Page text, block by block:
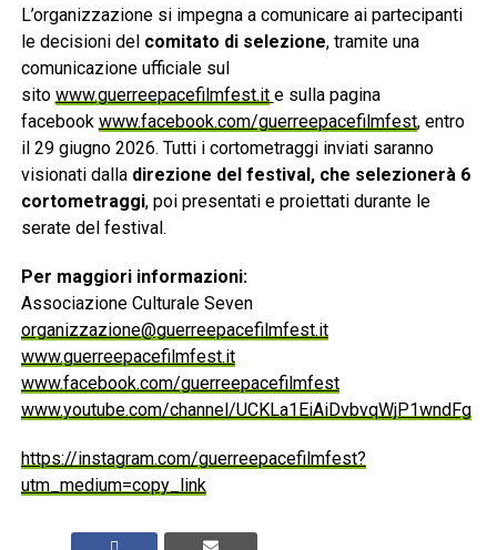
L’organizzazione si impegna a comunicare ai partecipanti
le decisioni del comitato di selezione, tramite una
comunicazione ufficiale sul
sito www.guerreepacefilmfest.it e sulla pagina
facebook www.facebook.com/guerreepacefilmfest, entro
il 29 giugno 2026. Tutti i cortometraggi inviati saranno
visionati dalla direzione del festival, che selezionerà 6
cortometraggi, poi presentati e proiettati durante le
serate del festival.
Per maggiori informazioni:
Associazione Culturale Seven
organizzazione@guerreepacefilmfest.it
www.guerreepacefilmfest.it
www.facebook.com/guerreepacefilmfest
www.youtube.com/channel/UCKLa1EiAiDvbvqWjP1wndFg
https://instagram.com/guerreepacefilmfest?
utm_medium=copy_link